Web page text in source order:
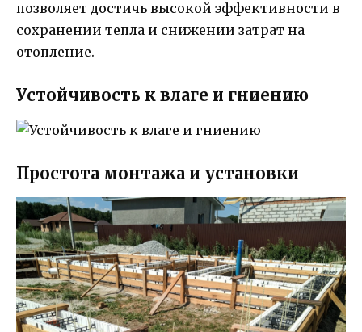
позволяет достичь высокой эффективности в
сохранении тепла и снижении затрат на
отопление.
Устойчивость к влаге и гниению
Простота монтажа и установки